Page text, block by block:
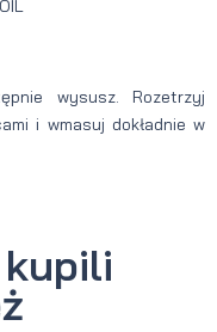
wysusz. Rozetrzyj
i wmasuj dokładnie w